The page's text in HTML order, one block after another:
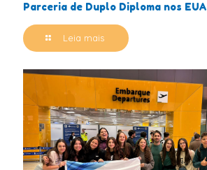
Parceria de Duplo Diploma nos EUA
Leia mais